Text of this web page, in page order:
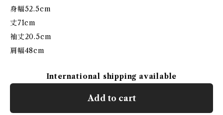
身幅52.5cm
丈71cm
袖丈20.5cm
肩幅48cm
International shipping available
Add to cart